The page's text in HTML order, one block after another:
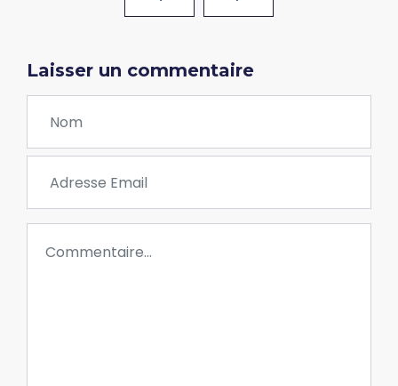
Laisser un commentaire